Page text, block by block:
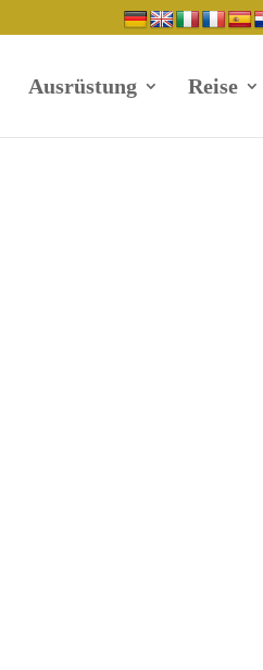
Ausrüstung Reise